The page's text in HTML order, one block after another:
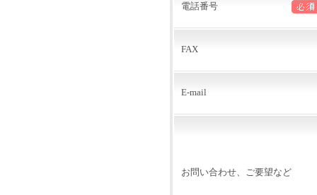
電話番号
FAX
E-mail
お問い合わせ、ご要望など